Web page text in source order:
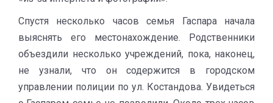
Спустя несколько часов семья Гаспара начала
выяснять его местонахождение. Родственники
объездили несколько учреждений, пока, наконец,
не узнали, что он содержится в городском
управлении полиции по ул. Костандова. Увидеться